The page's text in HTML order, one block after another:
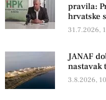
pravila:
hrvatske
31.7.2026,
JANAF
nastavak
3.8.2026,